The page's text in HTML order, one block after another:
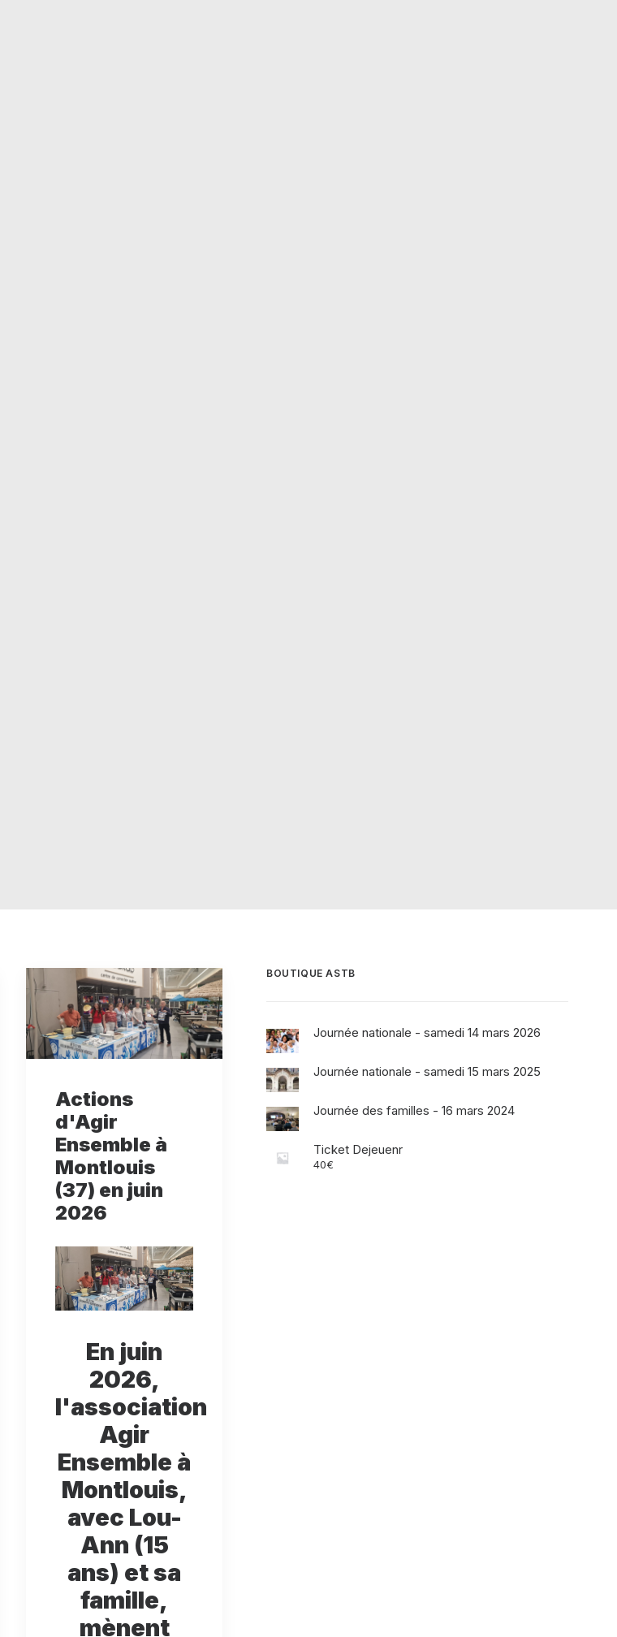
Actions
d'Agir
Ensemble à
Montlouis
(37) en juin
2026
En juin
2026,
l'association
Agir
Ensemble à
Montlouis,
avec Lou-
Ann (15
ans) et sa
famille,
mènent
BOUTIQUE ASTB
Journée nationale - samedi 14 mars 2026
Journée nationale - samedi 15 mars 2025
Journée des familles - 16 mars 2024
Ticket Dejeuenr
40€